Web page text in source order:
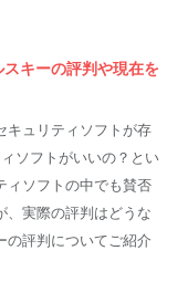
スキーの評判や現在を
キュリティソフトが存
ソフトがいいの？とい
ィソフトの中でも賛否
、実際の評判はどうな
の評判についてご紹介